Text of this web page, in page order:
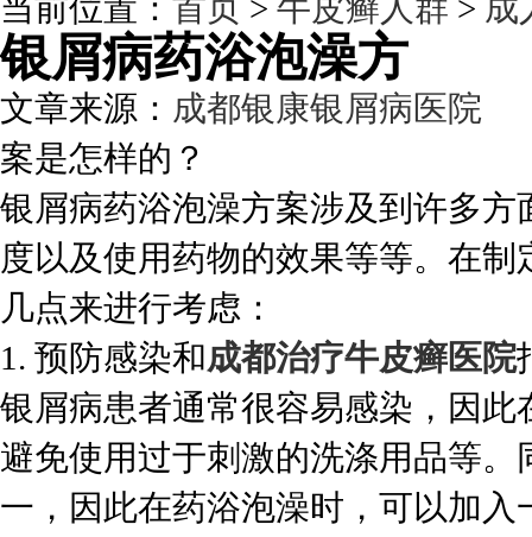
当前位置： 首页 > 牛皮癣人群 > 成
银屑病药浴泡澡方
文章来源： 成都银康银屑病医院
案是怎样的？
银屑病药浴泡澡方案涉及到许多
度以及使用药物的效果等等。在
几点来进行考虑：
1. 预防感染和成都治疗牛皮癣医院
银屑病患者通常很容易感染，因
避免使用过于刺激的洗涤用品等
一，因此在药浴泡澡时，可以加